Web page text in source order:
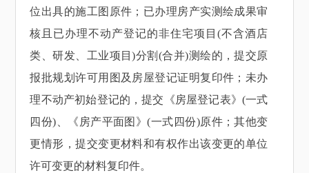
位出具的施工图原件；已办理房产实测绘成果审
核且已办理不动产登记的非住宅项目(不含酒店
类、研发、工业项目)分割(合并)测绘的，提交原
报批规划许可用图及房屋登记证明复印件；未办
理不动产初始登记的，提交《房屋登记表》(一式
四份)、《房产平面图》(一式四份)原件；其他变
更情形，提交变更材料和有权作出该变更的单位
许可变更的材料复印件。